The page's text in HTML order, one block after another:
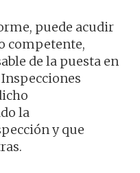
puede acudir
competente,
de la puesta en
la
y que